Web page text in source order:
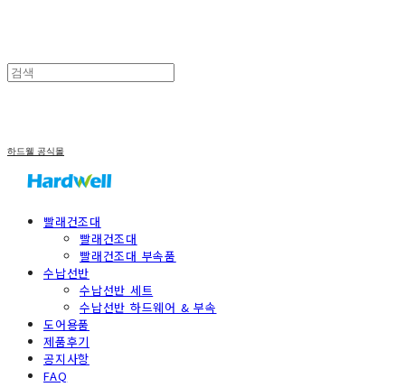
하드웰 공식몰
빨래건조대
빨래건조대
빨래건조대 부속품
수납선반
수납선반 세트
수납선반 하드웨어 & 부속
도어용품
제품후기
공지사항
FAQ